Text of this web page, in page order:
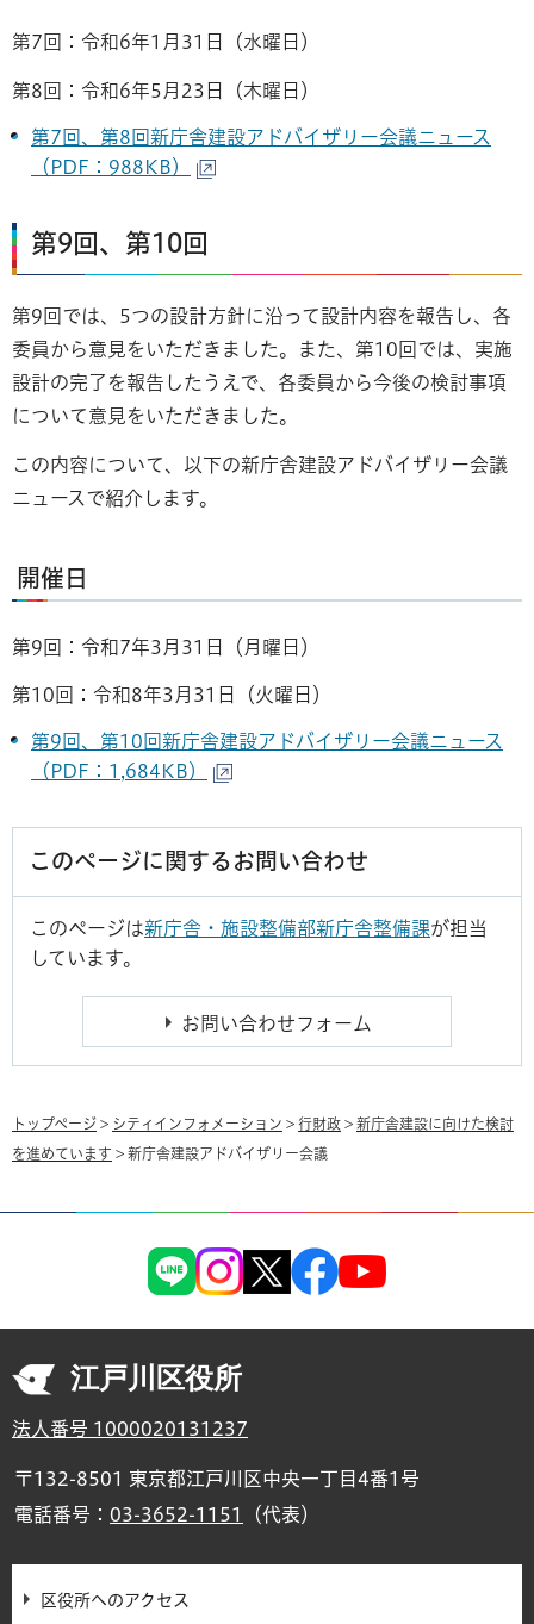
第7回：令和6年1月31日（水曜日）
第8回：令和6年5月23日（木曜日）
第7回、第8回新庁舎建設アドバイザリー会議ニュース
（PDF：988KB）
第9回、第10回
第9回では、5つの設計方針に沿って設計内容を報告し、各
委員から意見をいただきました。また、第10回では、実施
設計の完了を報告したうえで、各委員から今後の検討事項
について意見をいただきました。
この内容について、以下の新庁舎建設アドバイザリー会議
ニュースで紹介します。
開催日
第9回：令和7年3月31日（月曜日）
第10回：令和8年3月31日（火曜日）
第9回、第10回新庁舎建設アドバイザリー会議ニュース
（PDF：1,684KB）
このページに関するお問い合わせ
このページは新庁舎・施設整備部新庁舎整備課が担当
しています。
トップページ > シティインフォメーション > 行財政 > 新庁舎建設に向けた検討
を進めています > 新庁舎建設アドバイザリー会議
江戸川区役所
法人番号 1000020131237
〒132-8501 東京都江戸川区中央一丁目4番1号
電話番号： 03-3652-1151 （代表）
区役所へのアクセス